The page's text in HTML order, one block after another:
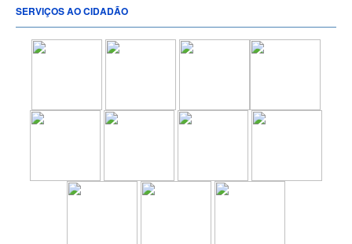
SERVIÇOS AO CIDADÃO